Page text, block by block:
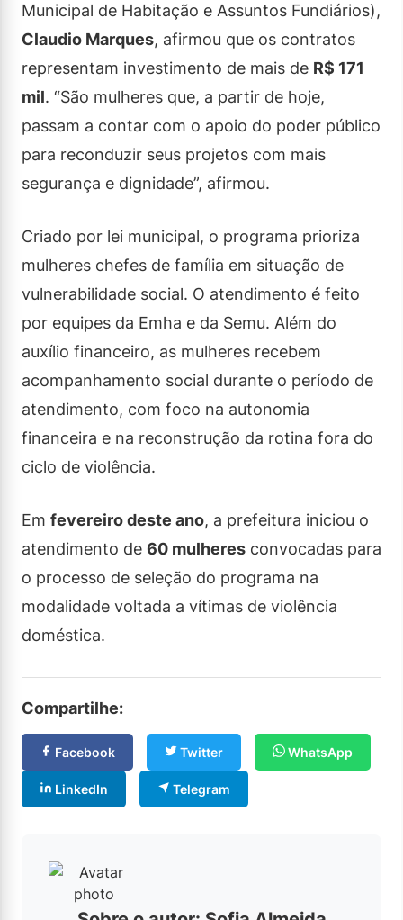
Municipal de Habitação e Assuntos Fundiários),
Claudio Marques, afirmou que os contratos
representam investimento de mais de R$ 171
mil. “São mulheres que, a partir de hoje,
passam a contar com o apoio do poder público
para reconduzir seus projetos com mais
segurança e dignidade”, afirmou.
Criado por lei municipal, o programa prioriza
mulheres chefes de família em situação de
vulnerabilidade social. O atendimento é feito
por equipes da Emha e da Semu. Além do
auxílio financeiro, as mulheres recebem
acompanhamento social durante o período de
atendimento, com foco na autonomia
financeira e na reconstrução da rotina fora do
ciclo de violência.
Em fevereiro deste ano, a prefeitura iniciou o
atendimento de 60 mulheres convocadas para
o processo de seleção do programa na
modalidade voltada a vítimas de violência
doméstica.
Compartilhe:
Facebook Twitter WhatsApp
LinkedIn Telegram